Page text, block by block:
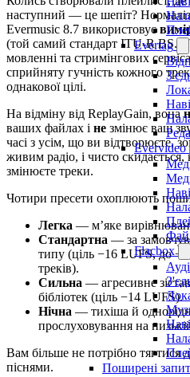
Evertag
Evervideo
Flacbox
Поширені
наступний — це шепіт?
Evermusic 8.7 використовує
(той самий стандарт ITU-R
мовленні та стримінгових
сприйняту гучність кожного
однакової цілі.
На відміну від ReplayGain, вона
ваших файлах і не змінює ваш
часі з усім, що ви відтворюєте,
живим радіо, і чисто
змінюєте треки.
Чотири пресети охоплюють
Легка — м’яке
Стандартна — за
типу (ціль −16 LUFS, до
треків).
Сильна — агресивне
бібліотек (ціль −14 LUFS).
Нічна — тихіша й
прослуховування на
Вам більше не потрібно тягтися
піснями.